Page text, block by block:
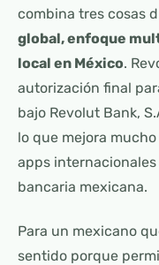
combina tres cosas
global, enfoque
local en México.
autorización final
bajo Revolut Bank,
lo que mejora
apps
bancaria mexicana.
Para un mexicano
sentido porque